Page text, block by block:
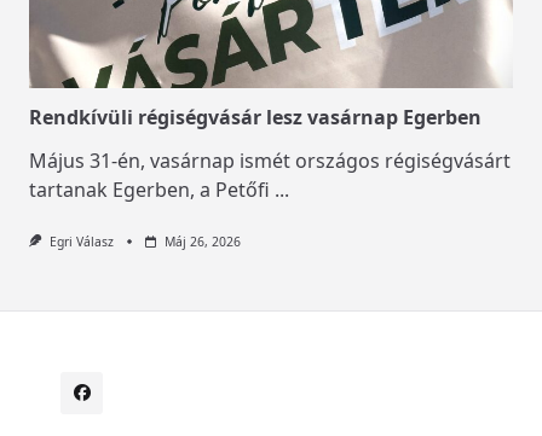
Rendkívüli régiségvásár lesz vasárnap Egerben
Május 31-én, vasárnap ismét országos régiségvásárt
tartanak Egerben, a Petőfi ...
Egri Válasz Máj 26, 2026